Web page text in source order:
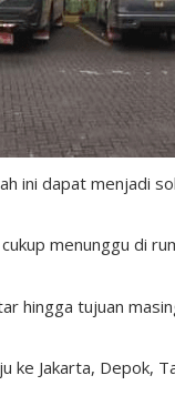
ini dapat menjadi
menunggu di
hingga tujuan
ke Jakarta, Depok,